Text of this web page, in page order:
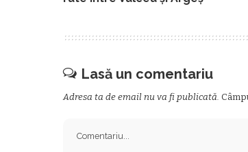
Lasă un comentariu
Adresa ta de email nu va fi publicată.